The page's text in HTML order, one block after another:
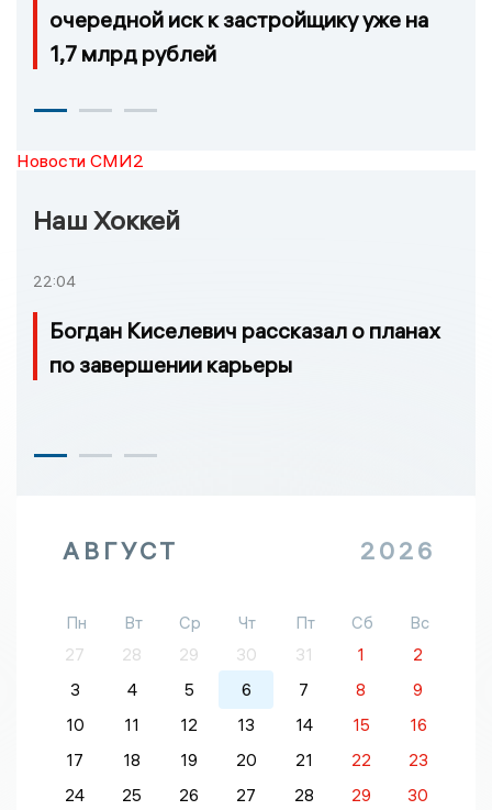
очередной иск к застройщику уже на
1,7 млрд рублей
Новости СМИ2
Наш Хоккей
22:04
Богдан Киселевич рассказал о планах
по завершении карьеры
АВГУСТ 2026
Пн Вт Ср Чт Пт Сб
Вс
27
28 29 30 31 1
2
3
4 5 6 7 8
9
10
11 12 13 14 15
16
17
18 19 20 21 22
23
24
25 26 27 28 29
30